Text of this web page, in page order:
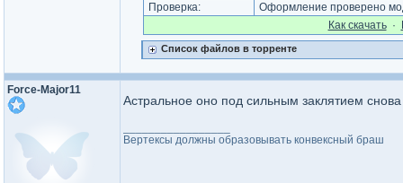
Проверка:
Оформление проверено
Как cкачать·
Список файлов в торренте
Force-Major11
Астральное оно под сильным заклятием снова
Вертексы должны образовывать конвексный браш